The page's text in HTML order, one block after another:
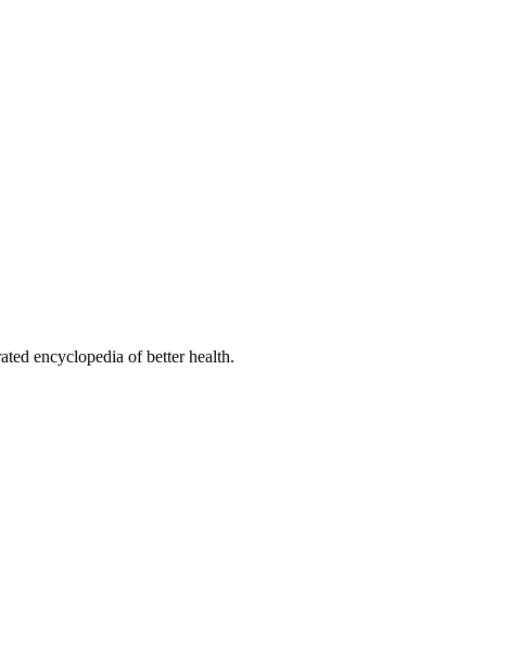
encyclopedia of better health.